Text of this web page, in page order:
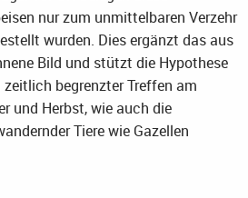
nur zum unmittelbaren Verzehr
wurden. Dies ergänzt das aus
Bild und stützt die Hypothese
begrenzter Treffen am
und Herbst, wie auch die
Tiere wie Gazellen